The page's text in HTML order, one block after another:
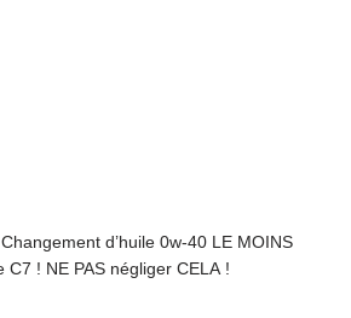
Changement d’huile 0w-40 LE MOINS
C7 ! NE PAS négliger CELA !